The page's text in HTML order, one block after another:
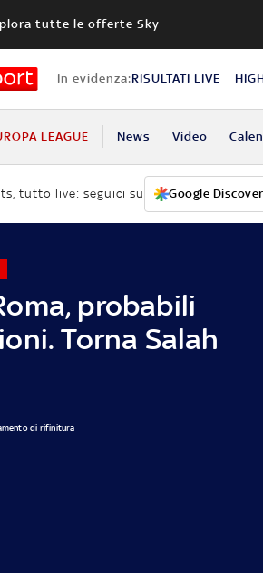
tutte le offerte Sky
In evidenza:RISULTATI LIVE
LEAGUE News Video
tutto live: seguici su Google Discover
probabili
Torna Salah
di rifinitura